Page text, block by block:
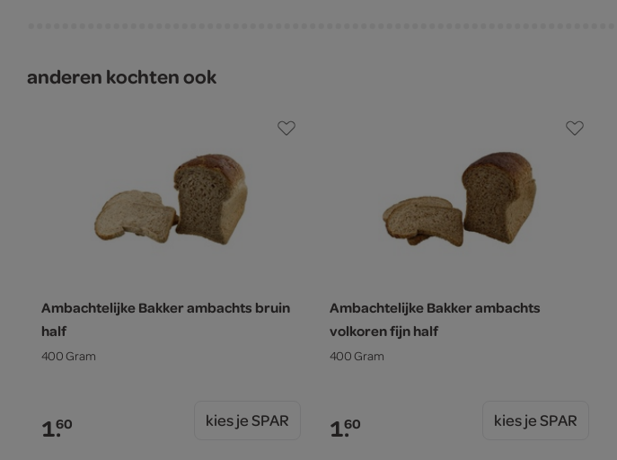
anderen kochten ook
Ambachtelijke Bakker ambachts bruin
half
400 Gram
1.60 kies je SPAR
Ambachtelijke Bakker ambachts
volkoren fijn half
400 Gram
1.60 kies je SPAR